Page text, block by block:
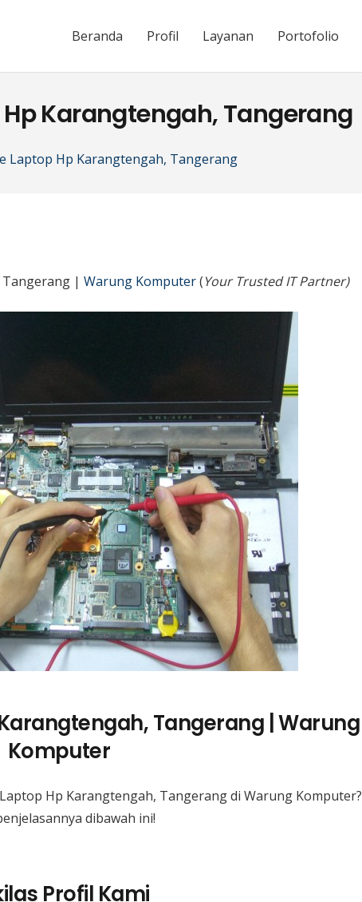
Beranda Profil Layanan Portofolio
Karangtengah, Tangerang
Laptop Hp Karangtengah, Tangerang
Tangerang | Warung Komputer(Your Trusted IT Partner)
Tangerang | Warung
Komputer
Hp Karangtengah, Tangerang di Warung Komputer?
dibawah ini!
Profil Kami